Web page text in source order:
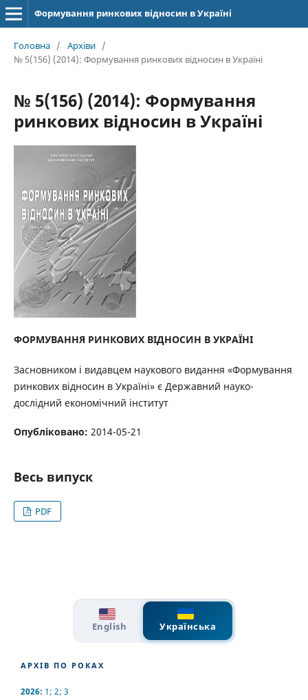
Формування ринкових відносин в Україні
Головна / Архіви /
№ 5(156) (2014): Формування ринкових відносин в Україні
№ 5(156) (2014): Формування
ринкових відносин в Україні
ФОРМУВАННЯ РИНКОВИХ ВІДНОСИН В УКРАЇНІ
Засновником і видавцем наукового видання «Формування
ринкових відносин в Україні» є Державний науко-
дослідний економічний інститут
Опубліковано: 2014-05-21
Весь випуск
PDF
English Українська
АРХІВ ПО РОКАХ
2026: 1; 2; 3